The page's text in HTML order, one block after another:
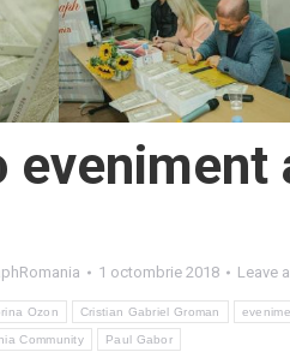
eveniment
1 octombrie 2018 Leave
Ozon Cristian Gabriel Groman
Community Paul Gabor